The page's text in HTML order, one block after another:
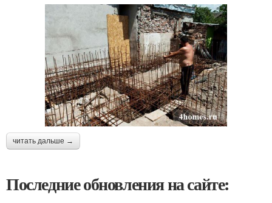
читать дальше →
Последние обновления на сайте: